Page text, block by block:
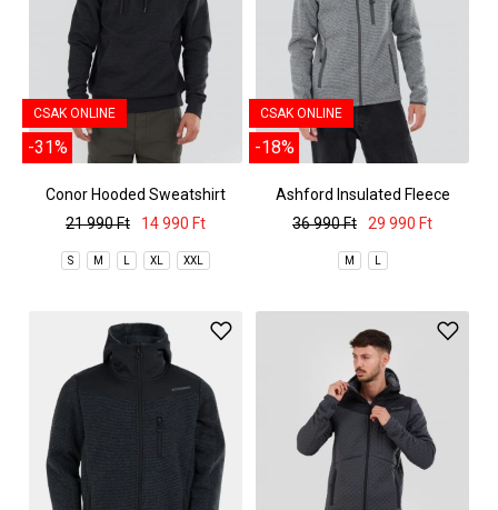
CSAK ONLINE
-31%
Conor Hooded Sweatshirt
21 990 Ft
14 990 Ft
S M L XL XXL
CSAK ONLINE
-18%
Ashford Insulated Fleece
Jacket
36 990 Ft 29 990 Ft
M L